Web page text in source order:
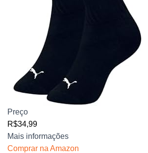
Preço
R$34,99
Mais informações
Comprar na Amazon